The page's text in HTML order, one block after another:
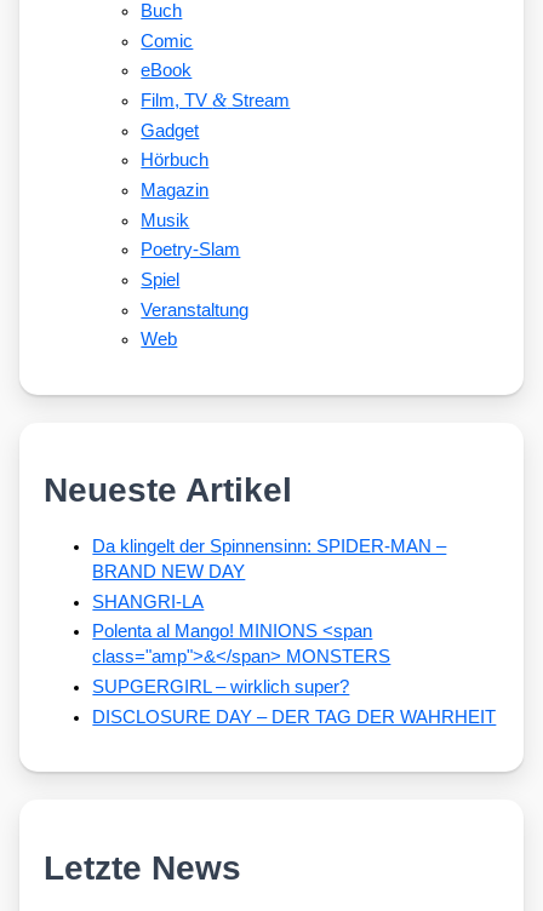
Buch
Comic
eBook
Film, TV&Stream
Gadget
Hörbuch
Magazin
Musik
Poetry-Slam
Spiel
Veranstaltung
Web
Neueste Artikel
Da klingelt der Spinnensinn: SPIDER-MAN –
BRAND NEW DAY
SHANGRI-LA
Polenta al Mango! MINIONS <span
class="amp">&</span> MONSTERS
SUPGERGIRL – wirklich super?
DISCLOSURE DAY – DER TAG DER WAHRHEIT
Letzte News